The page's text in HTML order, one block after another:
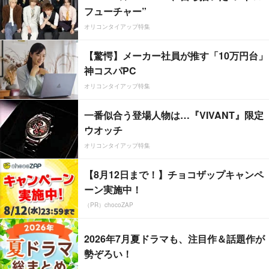
フューチャー”
オリコンタイアップ特集
【驚愕】メーカー社員が推す「10万円台」
神コスパPC
オリコンタイアップ特集
一番似合う登場人物は…『VIVANT』限定
ウオッチ
オリコンタイアップ特集
【8月12日まで！】チョコザップキャンペ
ーン実施中！
（PR）chocoZAP
2026年7月夏ドラマも、注目作＆話題作が
勢ぞろい！